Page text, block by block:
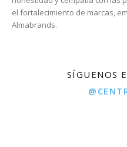
el fortalecimiento de marcas,
Almabrands.
SÍGUENOS